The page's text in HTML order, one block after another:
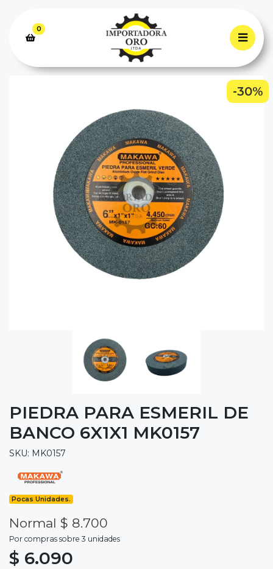
0
-30%
PIEDRA PARA ESMERIL DE
BANCO 6X1X1 MK0157
SKU: MK0157
Pocas Unidades.
Normal $ 8.700
Por compras sobre 3 unidades
$ 6.090